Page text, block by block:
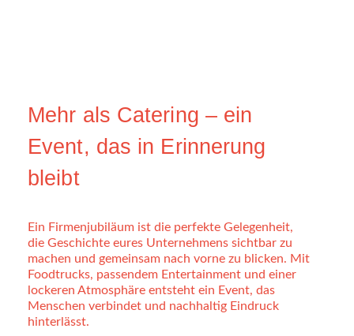
Mehr als Catering – ein
Event, das in Erinnerung
bleibt
Ein Firmenjubiläum ist die perfekte Gelegenheit,
die Geschichte eures Unternehmens sichtbar zu
machen und gemeinsam nach vorne zu blicken. Mit
Foodtrucks, passendem Entertainment und einer
lockeren Atmosphäre entsteht ein Event, das
Menschen verbindet und nachhaltig Eindruck
hinterlässt.